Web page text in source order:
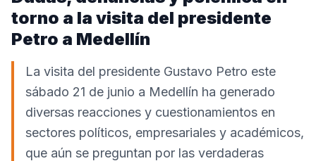
torno a la visita del presidente
Petro a Medellín
La visita del presidente Gustavo Petro este
sábado 21 de junio a Medellín ha generado
diversas reacciones y cuestionamientos en
sectores políticos, empresariales y académicos,
que aún se preguntan por las verdaderas